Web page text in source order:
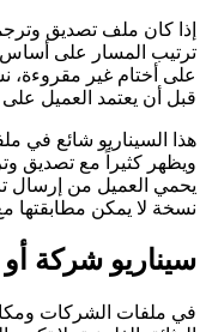
إذا كان ملف تصديق
ترتيب المسار على أساس
على أختام غير مقروءة،
قبل أن يعتمد العميل
هذا السيناريو شائع في
ويظهر كثيراً مع تصديق
يحمي العميل من إرسال
نسخة لا يمكن مطابقتها
سيناريو شركة
في ملفات الشركات